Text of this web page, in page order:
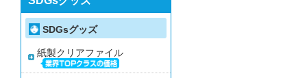
SDGsグッズ
紙製クリアファイル